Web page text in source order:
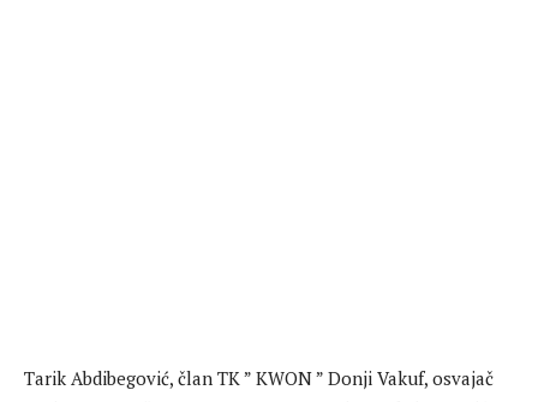
Tarik Abdibegović, član TK ” KWON ” Donji Vakuf, osvajač